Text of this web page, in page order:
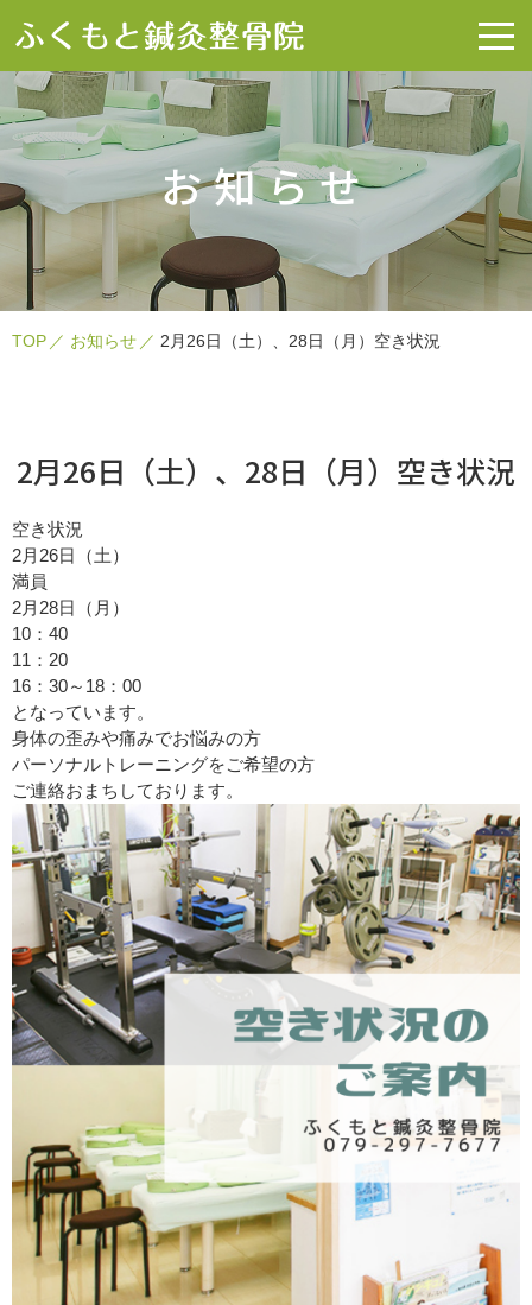
お知らせ
TOP お知らせ 2月26日（土）、28日（月）空き状況
2月26日（土）、28日（月）空き状況
空き状況
2月26日（土）
満員
2月28日（月）
10：40
11：20
16：30～18：00
となっています。
身体の歪みや痛みでお悩みの方
パーソナルトレーニングをご希望の方
ご連絡おまちしております。